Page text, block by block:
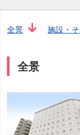
全景 施設・
全景